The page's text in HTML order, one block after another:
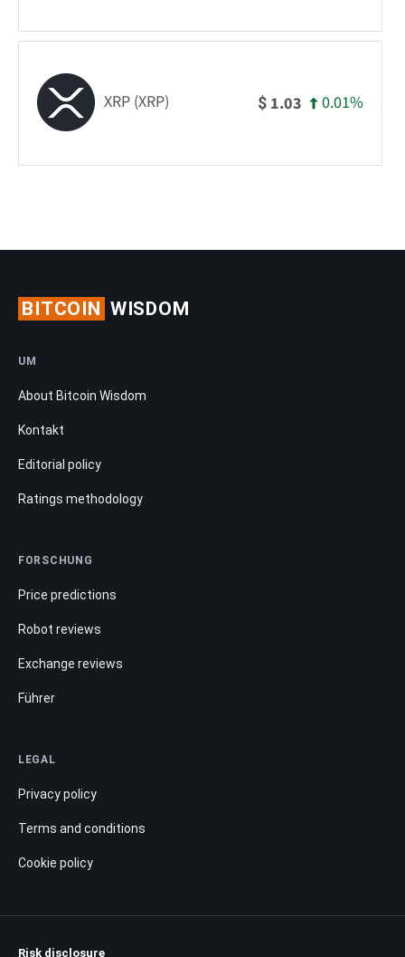
XRP (XRP) $ 1.03 0.01%
BITCOIN WISDOM
UM
About Bitcoin Wisdom
Kontakt
Editorial policy
Ratings methodology
FORSCHUNG
Price predictions
Robot reviews
Exchange reviews
Führer
LEGAL
Privacy policy
Terms and conditions
Cookie policy
Risk disclosure